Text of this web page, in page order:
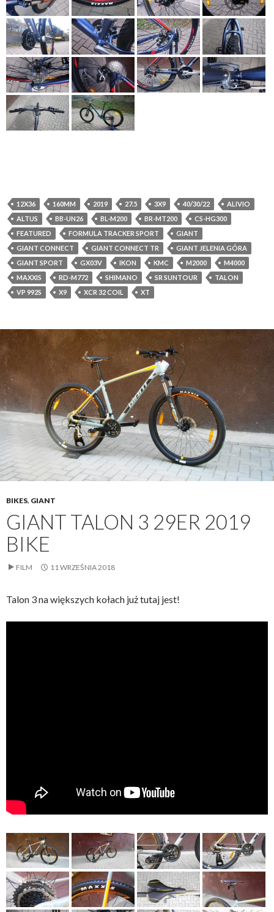
12X36 160MM 2019 27.5 3X9 40/30/22
ALIVIO
ALTUS
BB-UN26 BL-M200 BR-MT200
CS-HG300
FEATURED
FORMULA TRACKER SPORT
GIANT
GIANT CONNECT
GIANT CONNECT TR
GIANT JELENIA GÓRA
GIANT SPORT
GX03V IKON KMC M2000
M4000
MAXXIS
RD-M772 SHIMANO SR SUNTOUR
TALON
VP 992S
X9 XCR 32 COIL XT
BIKES, GIANT
GIANT TALON 3 29ER 2019
BIKE
FILM 11 WRZEŚNIA 2018
Talon 3 na większych kołach już tutaj jest!